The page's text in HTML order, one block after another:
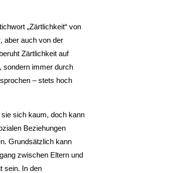
„Zärtlichkeit“ von
aber auch von der
Zärtlichkeit auf
sondern immer durch
– stets hoch
sich kaum, doch kann
Beziehungen
Grundsätzlich kann
zwischen Eltern und
sein. In den